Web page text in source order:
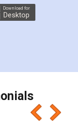
Download for
Desktop